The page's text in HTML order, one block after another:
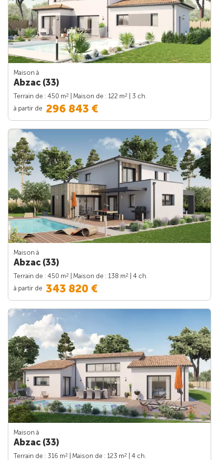
Maison à
Abzac (33)
Terrain de : 450 m2 | Maison de : 122 m2
| 3 ch.
à partir de 296 843 €
Maison à
Abzac (33)
Terrain de : 450 m2 | Maison de : 138 m2
| 4 ch.
à partir de 343 820 €
Maison à
Abzac (33)
Terrain de : 316 m2 | Maison de : 123 m2
| 4 ch.